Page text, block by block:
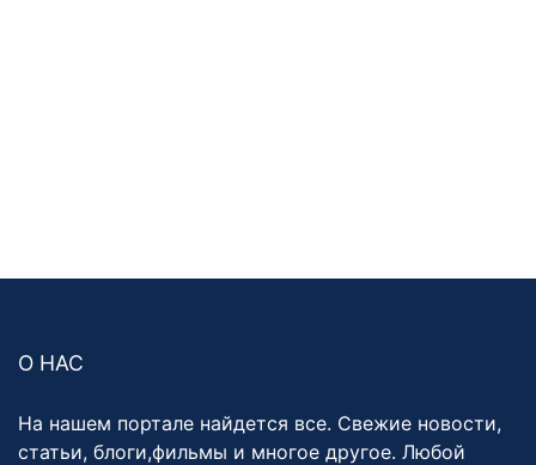
О НАС
На нашем портале найдется все. Свежие новости,
статьи, блоги,фильмы и многое другое. Любой